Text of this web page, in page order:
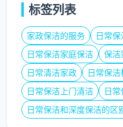
墙角、天花板边缘的蜘
通风口、空调出风口
书籍、杂志的整理和
天均安洁保洁的专
标准化服务步骤
标签列表
家政保洁的服务 日常
日常保洁家庭保洁
保洁
日常清洁家政
日常保洁
日常保洁上门清洁
日
日常保洁和深度保洁的区